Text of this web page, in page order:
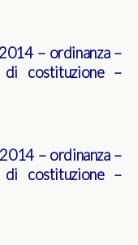
– ordinanza –
di costituzione –
– ordinanza –
di costituzione –